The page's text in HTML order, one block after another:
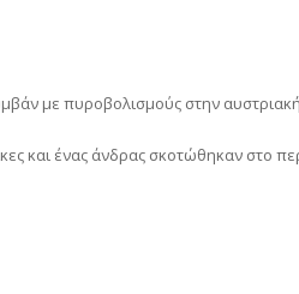
με πυροβολισμούς στην
και ένας άνδρας σκοτώθηκαν στο